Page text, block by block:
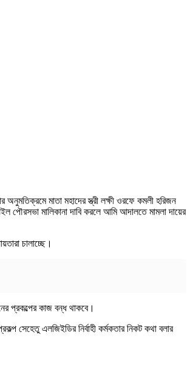
মাতা মহাদের স্ত্রী লক্ষী ওরফে কমলী হরিজন
পৌরসভা মালিকানা দাবি করলে আমি আদালতে মামলা দায়ের
চালাচ্ছে।
প্রকল্পের কাজ বন্ধ থাকবে।
সেহেতু এলজিইডির নির্বাহী কর্মকতার নিকট কথা বলার